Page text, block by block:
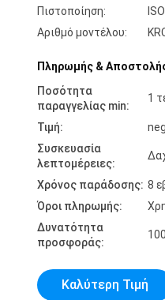
Πιστοποίηση:
Αριθμό μοντέλου:
Πληρωμής &
Ποσότητα
παραγγελίας min:
1
Τιμή:
Συσκευασία
λεπτομέρειες:
Χρόνος παράδοσης: 8
Όροι πληρωμής:
Δυνατότητα
προσφοράς:
Καλύτερη Τιμή